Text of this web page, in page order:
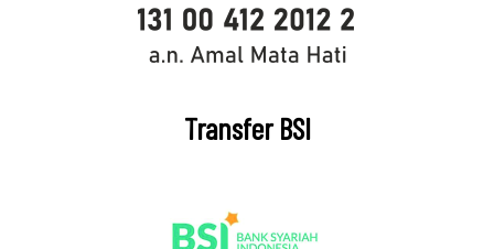
Transfer BSI